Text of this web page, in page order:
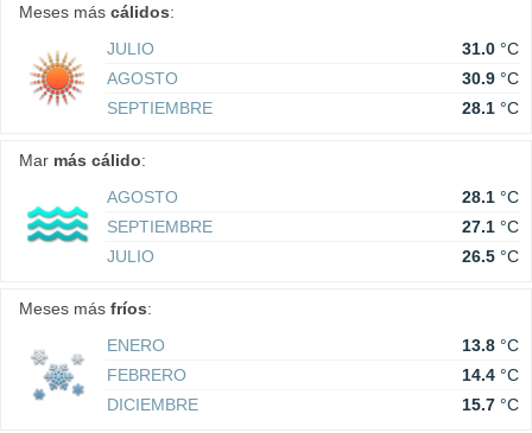
Meses más cálidos:
JULIO
31.0 °C
AGOSTO
30.9 °C
SEPTIEMBRE
28.1 °C
Mar más cálido:
AGOSTO
28.1 °C
SEPTIEMBRE
27.1 °C
JULIO
26.5 °C
Meses más fríos:
ENERO
13.8 °C
FEBRERO
14.4 °C
DICIEMBRE
15.7 °C